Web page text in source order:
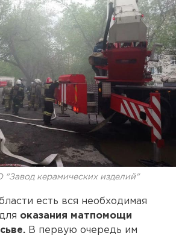
керамических изделий"
есть вся необходимая
оказания матпомощи
В первую очередь им